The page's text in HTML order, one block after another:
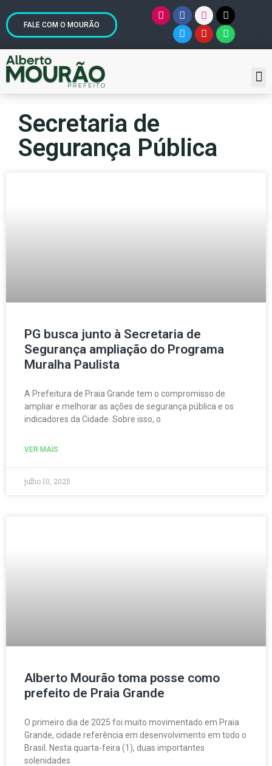
FALE COM O MOURÃO
Secretaria de
Segurança Pública
PG busca junto à Secretaria de
Segurança ampliação do Programa
Muralha Paulista
A Prefeitura de Praia Grande tem o compromisso de
ampliar e melhorar as ações de segurança pública e os
indicadores da Cidade. Sobre isso, o
VER MAIS
julho 10, 2025
Alberto Mourão toma posse como
prefeito de Praia Grande
O primeiro dia de 2025 foi muito movimentado em Praia
Grande, cidade referência em desenvolvimento em todo o
Brasil. Nesta quarta-feira (1), duas importantes
solenidades